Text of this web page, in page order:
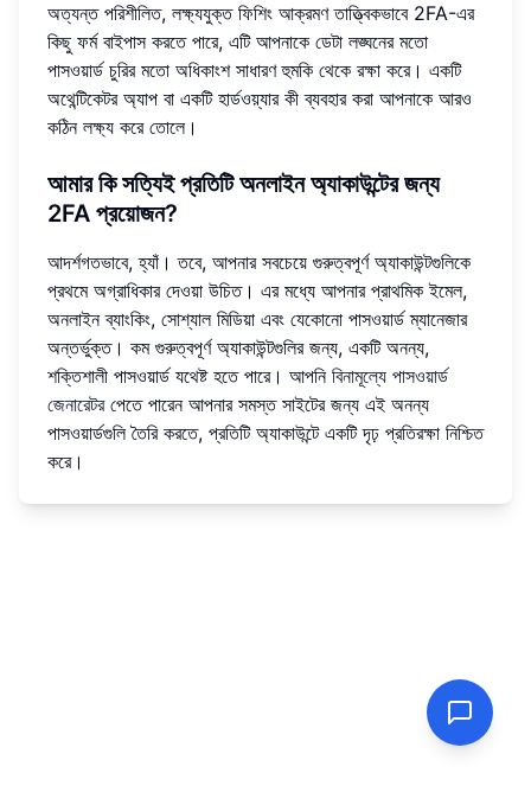
অত্যন্ত পরিশীলিত, লক্ষ্যযুক্ত ফিশিং আক্রমণ তাত্ত্বিকভাবে 2FA-এর
কিছু ফর্ম বাইপাস করতে পারে, এটি আপনাকে ডেটা লঙ্ঘনের মতো
পাসওয়ার্ড চুরির মতো অধিকাংশ সাধারণ হুমকি থেকে রক্ষা করে। একটি
অথেন্টিকেটর অ্যাপ বা একটি হার্ডওয়্যার কী ব্যবহার করা আপনাকে আরও
কঠিন লক্ষ্য করে তোলে।
আমার কি সত্যিই প্রতিটি অনলাইন অ্যাকাউন্টের জন্য
2FA প্রয়োজন?
আদর্শগতভাবে, হ্যাঁ। তবে, আপনার সবচেয়ে গুরুত্বপূর্ণ অ্যাকাউন্টগুলিকে
প্রথমে অগ্রাধিকার দেওয়া উচিত। এর মধ্যে আপনার প্রাথমিক ইমেল,
অনলাইন ব্যাংকিং, সোশ্যাল মিডিয়া এবং যেকোনো পাসওয়ার্ড ম্যানেজার
অন্তর্ভুক্ত। কম গুরুত্বপূর্ণ অ্যাকাউন্টগুলির জন্য, একটি অনন্য,
শক্তিশালী পাসওয়ার্ড যথেষ্ট হতে পারে। আপনি বিনামূল্যে পাসওয়ার্ড
জেনারেটরপেতে পারেন আপনার সমস্ত সাইটের জন্য এই অনন্য
পাসওয়ার্ডগুলি তৈরি করতে, প্রতিটি অ্যাকাউন্টে একটি দৃঢ় প্রতিরক্ষা নিশ্চিত
করে।